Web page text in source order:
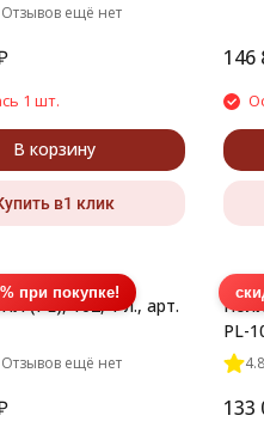
Отзывов ещё нет
1 шт.
В корзину
в1 клик
146
при покупке!
(PL), 102, 1 л., арт.
Отзывов ещё нет
PL-
4.8
133